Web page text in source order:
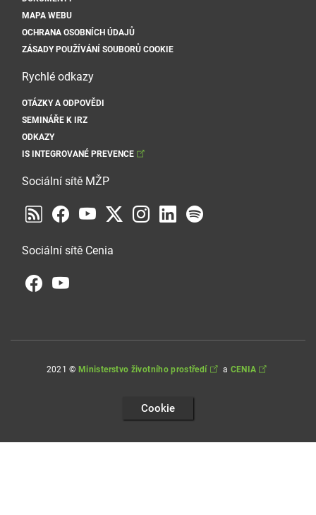
MAPA WEBU
OCHRANA OSOBNÍCH ÚDAJŮ
ZÁSADY POUŽÍVÁNÍ SOUBORŮ COOKIE
Rychlé odkazy
OTÁZKY A ODPOVĚDI
SEMINÁŘE K IRZ
ODKAZY
IS INTEGROVANÉ PREVENCE
Sociální sítě MŽP
Sociální sítě Cenia
2021 © Ministerstvo životního prostředí a CENIA
Cookie